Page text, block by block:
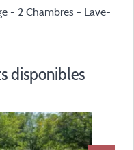
- 2 Chambres - Lave-
disponibles